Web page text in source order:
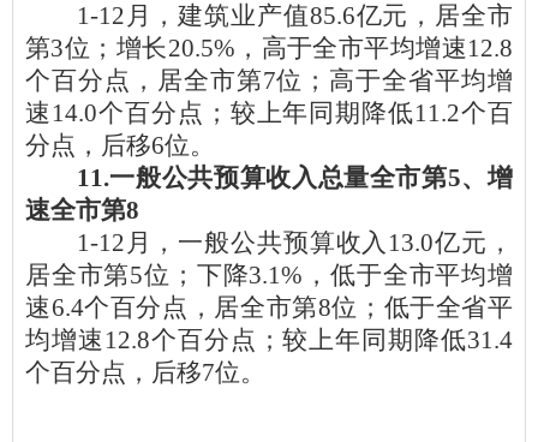
1-12月，建筑业产值85.6亿元，居全市
第3位；增长20.5%，高于全市平均增速12.8
个百分点，居全市第7位；高于全省平均增
速14.0个百分点；较上年同期降低11.2个百
分点，后移6位。
11.一般公共预算收入总量全市第5、增
速全市第8
1-12月， 一般公共预算收入 13.0亿元，
居全市第5位；下降3.1%，低于全市平均增
速6.4个百分点，居全市第8位；低于全省平
均增速12.8个百分点；较上年同期降低31.4
个百分点，后移7位。